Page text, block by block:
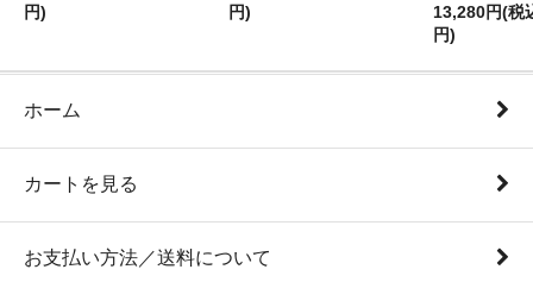
円)
円)
13,280円(税
円)
ホーム
カートを見る
お支払い方法／送料について